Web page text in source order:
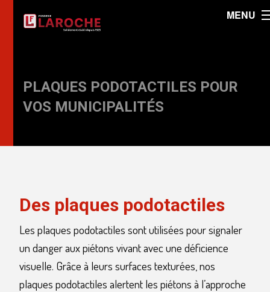
MENU
PLAQUES PODOTACTILES POUR
VOS MUNICIPALITÉS
Des plaques podotactiles
Les plaques podotactiles sont utilisées pour signaler
un danger aux piétons vivant avec une déficience
visuelle. Grâce à leurs surfaces texturées, nos
plaques podotactiles alertent les piétons à l’approche